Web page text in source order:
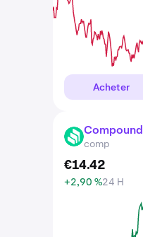
Acheter
COMP Compound
comp
€14.42
+2,90 %24 H